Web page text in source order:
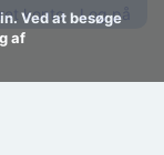
Ved at besøge
af
konto Log på